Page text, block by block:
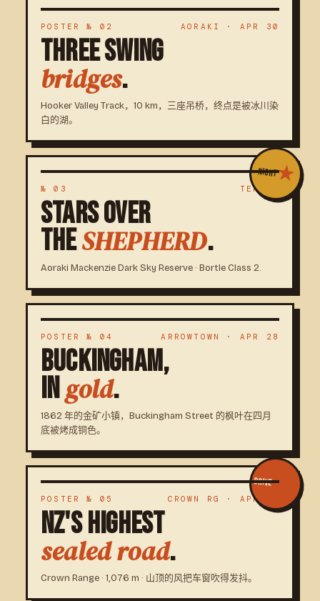
POSTER № 02 AORAKI · APR 30
THREE SWING
bridges.
Hooker Valley Track，10 km，三座吊桥，终点是被冰川染
白的湖。
NIGHT★
№ 03 TEKAPO
STARS OVER
THESHEPHERD.
Aoraki Mackenzie Dark Sky Reserve · Bortle Class 2.
POSTER № 04 ARROWTOWN · APR 28
BUCKINGHAM,
INgold.
1862 年的金矿小镇，Buckingham Street 的枫叶在四月
底被烤成铜色。
DRIVE1076
POSTER № 05 CROWN RG · APR 28
NZ'S HIGHEST
sealed road.
Crown Range · 1,076 m · 山顶的风把车窗吹得发抖。